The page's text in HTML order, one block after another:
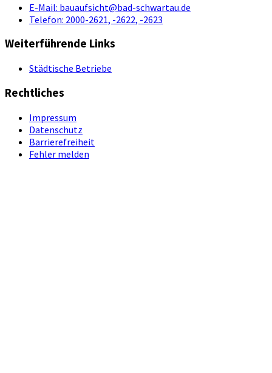
E-Mail: bauaufsicht@bad-schwartau.de
Telefon: 2000-2621, -2622, -2623
Weiterführende Links
Städtische Betriebe
Rechtliches
Impressum
Datenschutz
Barrierefreiheit
Fehler melden